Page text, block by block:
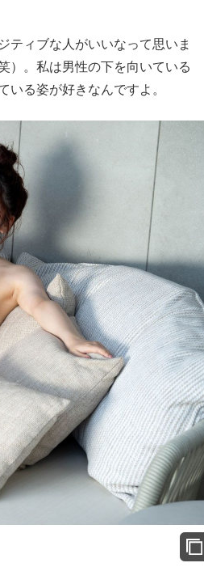
ィブな人がいいなって思いま
）。私は男性の下を向いている
る姿が好きなんですよ。